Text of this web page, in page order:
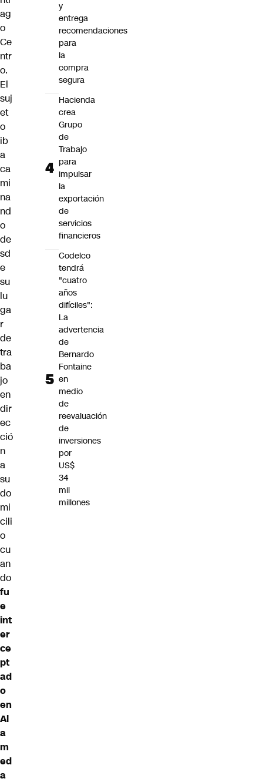
ag
o
Ce
ntr
o.
El
suj
et
o
ib
a
ca
mi
na
nd
o
de
sd
e
su
lu
ga
r
de
tra
ba
jo
en
dir
ec
ció
n
a
su
do
mi
cili
o
cu
an
do
fu
e
int
er
ce
pt
ad
o
en
Al
a
m
ed
a
y
entrega
recomendaciones
para
la
compra
segura
Hacienda
crea
Grupo
de
Trabajo
para
impulsar
la
exportación
de
servicios
financieros
Codelco
tendrá
"cuatro
años
difíciles":
La
advertencia
de
Bernardo
Fontaine
en
medio
de
reevaluación
de
inversiones
por
US$
34
mil
millones